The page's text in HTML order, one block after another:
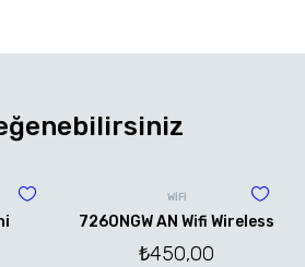
WİFİ
7260NGW AN Wifi Wireless
₺450,00